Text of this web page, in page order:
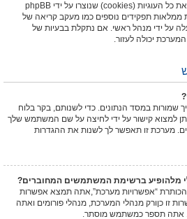
"מחק את כל עוגיות המערכת" מוחק את כל העוגיות (cookies) שנוצרו על ידי phpBB
ממלאות תפקידים נוספים כמו מעקב קריאה של
על ידי מנהל ראשי. אם נתקלת בבעיות של
יכולה לעזור.
במסד הנתונים. כדי לשנותם, בקר בלוח
למצוא קישור על ידי לחיצה על שם המשתמש שלך
מערכת זו תאפשר לך לשנות את ההגדרות
מלהופיע ברשימת המשתמשים המחוברים?
“אפשרויות מערכת”,אתה תמצא אפשרות
זו כןורק מנהלי המערכת, מנהלי פורומים ואתה
אתה תספר כמשתמש מוסתר.